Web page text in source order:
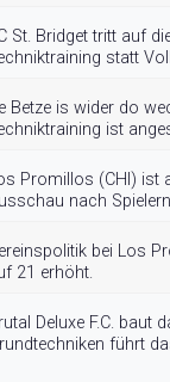
St. Bridget tritt auf
statt
Betze is wider do
ist
Promillos (CHI) ist
nach
bei Los
21 erhöht.
Deluxe F.C. baut
führt